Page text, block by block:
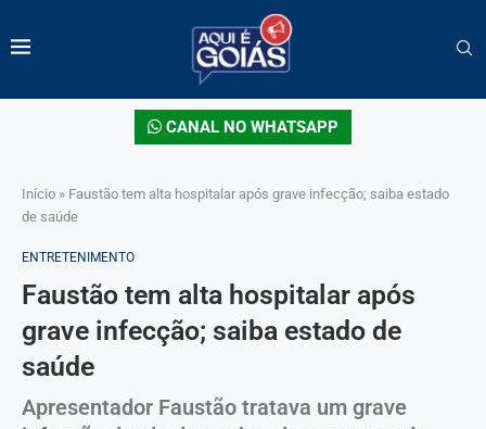
CANAL NO WHATSAPP
Início » Faustão tem alta hospitalar após grave infecção; saiba estado
de saúde
ENTRETENIMENTO
Faustão tem alta hospitalar após
grave infecção; saiba estado de
saúde
Apresentador Faustão tratava um grave